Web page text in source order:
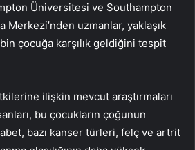
Üniversitesi ve Southampton
Merkezi’nden uzmanlar, yaklaşık
çocuğa karşılık geldiğini tespit
ilişkin mevcut araştırmaları
bu çocukların çoğunun
bazı kanser türleri, felç ve artrit